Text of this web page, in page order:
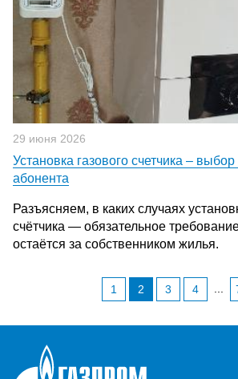
29 июня 2026
Установка газового счетчика –
абонента
Разъясняем, в каких случаях
счётчика — обязательное
остаётся за собственником жилья.
1 2 3 4